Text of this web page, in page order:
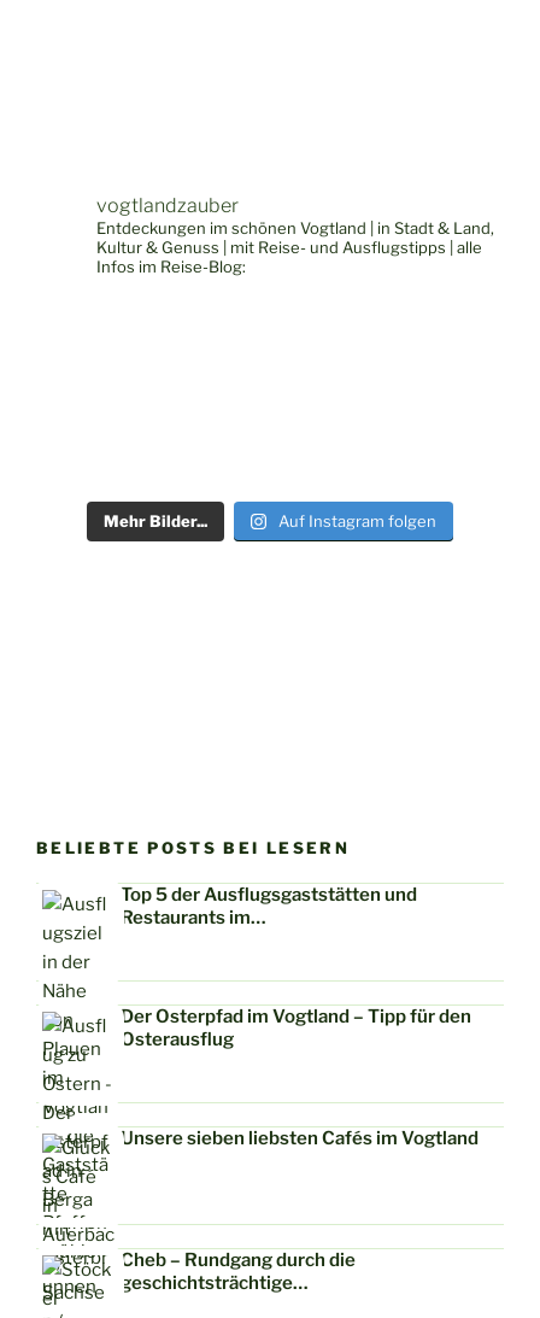
vogtlandzauber
Entdeckungen im schönen Vogtland | in Stadt & Land,
Kultur & Genuss | mit Reise- und Ausflugstipps | alle
Infos im Reise-Blog:
Mehr Bilder... Auf Instagram folgen
BELIEBTE POSTS BEI LESERN
Top 5 der Ausflugsgaststätten und
Restaurants im…
Der Osterpfad im Vogtland – Tipp für den
Osterausflug
Unsere sieben liebsten Cafés im Vogtland
Cheb – Rundgang durch die
geschichtsträchtige…